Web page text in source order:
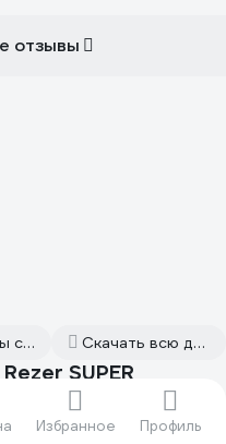
Избранное Профиль
отзывы
Сертификаты соответствия Скачать всю документацию
SUPER